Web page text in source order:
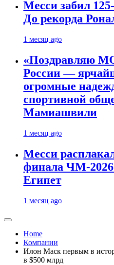
Месси забил
До рекорда
1 месяц ago
«Поздравляю
России —
огромные
спортивной
Мамиашвили
1 месяц ago
Месси
финала ЧМ-
Египет
1 месяц ago
Home
Компании
Илон Маск первым в
в $500 млрд